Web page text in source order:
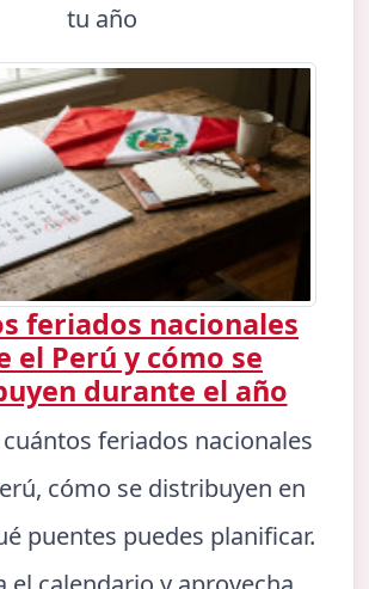
tu año
feriados nacionales
el Perú y cómo se
durante el año
feriados nacionales
cómo se distribuyen en
puentes puedes planificar.